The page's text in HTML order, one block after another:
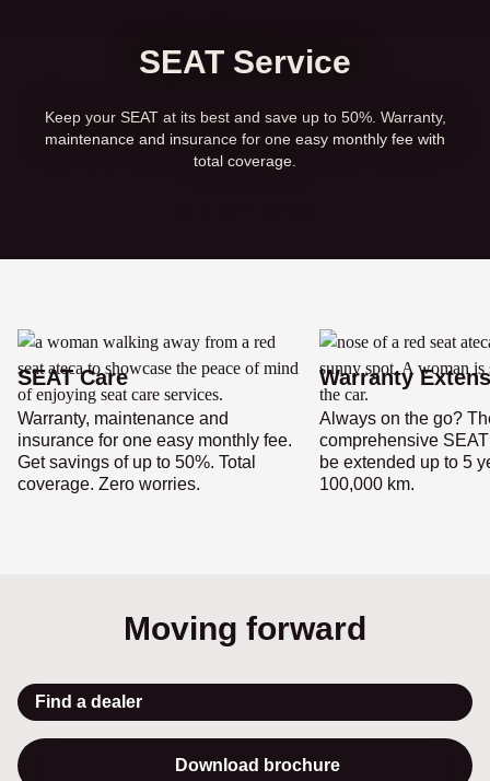
SEAT Service
Keep your SEAT at its best and save up to 50%. Warranty,
maintenance and insurance for one easy monthly fee with
total coverage.
SEAT Care
Warranty, maintenance and
insurance for one easy monthly fee.
Get savings of up to 50%. Total
coverage. Zero worries.
Warranty
Always on the go?
comprehensive
be extended up to 5
100,000 km.
Moving forward
Find a dealer
Download brochure